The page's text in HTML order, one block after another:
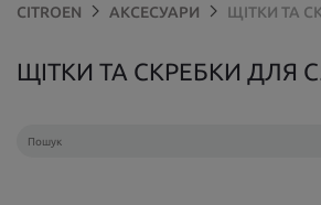
CITROEN АКСЕСУАРИ ЩІТКИ ТА
ЩІТКИ ТА СКРЕБКИ ДЛЯ